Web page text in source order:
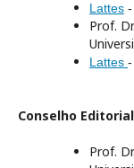
Lattes -
Prof.
Lattes -
Conselho Editorial
Prof.